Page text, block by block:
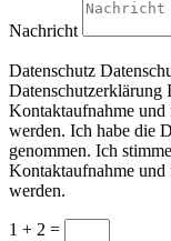
Nachricht
Datenschutz
Datenschutzerklärung
Kontaktaufnahme und
werden. Ich habe die
genommen. Ich
Kontaktaufnahme und
werden.
1 + 2 =